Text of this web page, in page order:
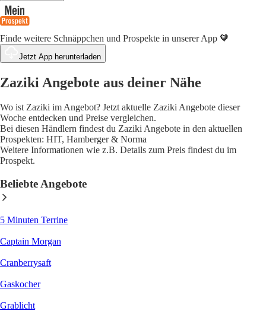
Finde weitere Schnäppchen und Prospekte in unserer App 🧡
Jetzt App herunterladen
Zaziki Angebote aus deiner Nähe
Wo ist Zaziki im Angebot? Jetzt aktuelle Zaziki Angebote dieser
Woche entdecken und Preise vergleichen.
Bei diesen Händlern findest du Zaziki Angebote in den aktuellen
Prospekten: HIT, Hamberger & Norma
Weitere Informationen wie z.B. Details zum Preis findest du im
Prospekt.
Beliebte Angebote
5 Minuten Terrine
Captain Morgan
Cranberrysaft
Gaskocher
Grablicht